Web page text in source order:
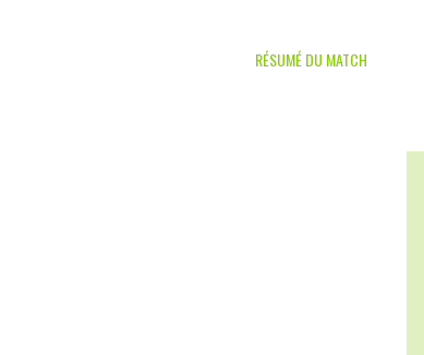
RÉSUMÉ DU MATCH